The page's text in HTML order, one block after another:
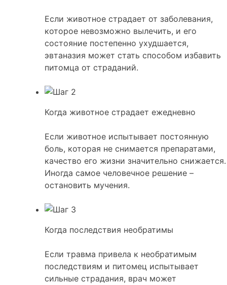
Если животное страдает от заболевания,
которое невозможно вылечить, и его
состояние постепенно ухудшается,
эвтаназия может стать способом избавить
питомца от страданий.
Когда животное страдает ежедневно
Если животное испытывает постоянную
боль, которая не снимается препаратами,
качество его жизни значительно снижается.
Иногда самое человечное решение –
остановить мучения.
Когда последствия необратимы
Если травма привела к необратимым
последствиям и питомец испытывает
сильные страдания, врач может